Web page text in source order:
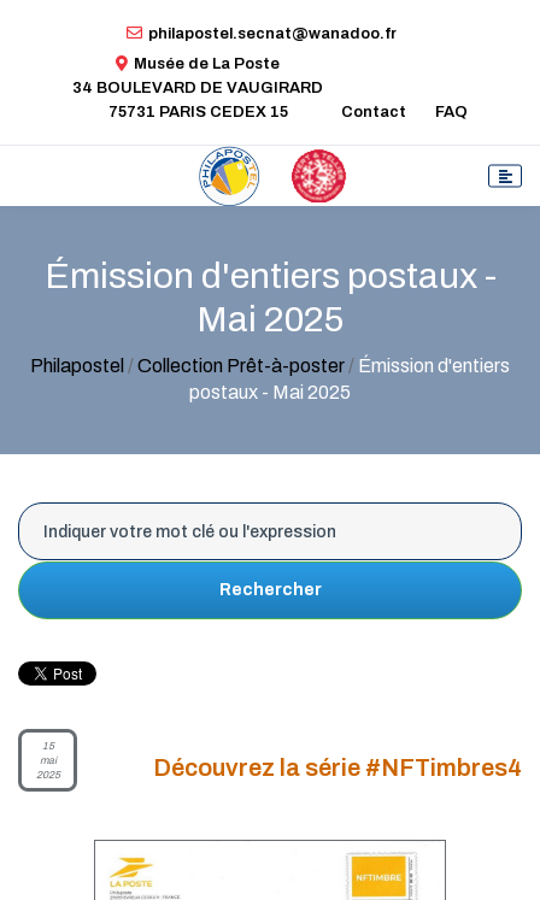
philapostel.secnat@wanadoo.fr
Musée de La Poste
34 BOULEVARD DE VAUGIRARD
75731 PARIS CEDEX 15
Contact FAQ
Émission d'entiers postaux -
Mai 2025
Philapostel /Collection Prêt-à-poster / Émission d'entiers
postaux - Mai 2025
Rechercher
15
mai
2025
Découvrez la série #NFTimbres4